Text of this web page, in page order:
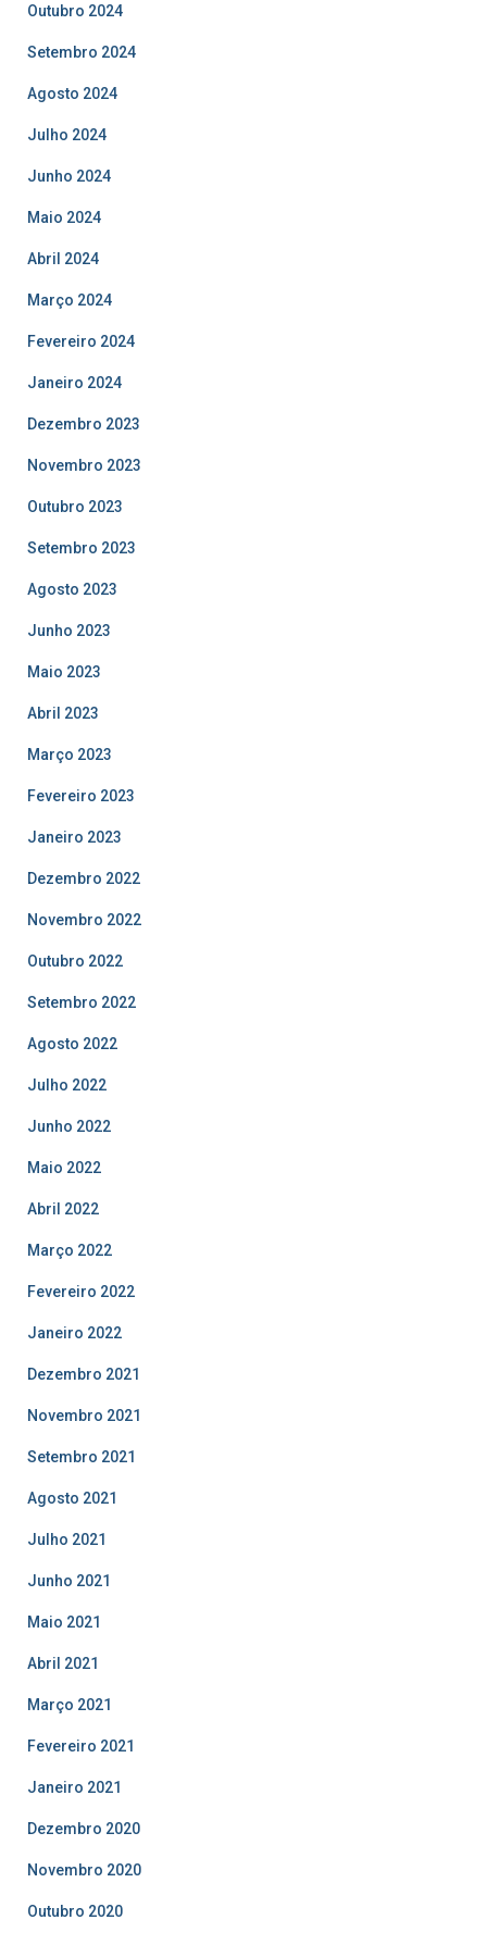
Outubro 2024
Setembro 2024
Agosto 2024
Julho 2024
Junho 2024
Maio 2024
Abril 2024
Março 2024
Fevereiro 2024
Janeiro 2024
Dezembro 2023
Novembro 2023
Outubro 2023
Setembro 2023
Agosto 2023
Junho 2023
Maio 2023
Abril 2023
Março 2023
Fevereiro 2023
Janeiro 2023
Dezembro 2022
Novembro 2022
Outubro 2022
Setembro 2022
Agosto 2022
Julho 2022
Junho 2022
Maio 2022
Abril 2022
Março 2022
Fevereiro 2022
Janeiro 2022
Dezembro 2021
Novembro 2021
Setembro 2021
Agosto 2021
Julho 2021
Junho 2021
Maio 2021
Abril 2021
Março 2021
Fevereiro 2021
Janeiro 2021
Dezembro 2020
Novembro 2020
Outubro 2020